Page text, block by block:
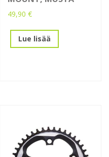
49,90€
Lue lisää